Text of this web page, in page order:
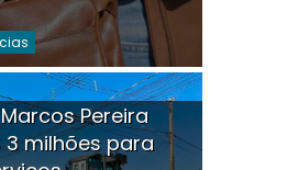
é
Pereira
3 milhões para